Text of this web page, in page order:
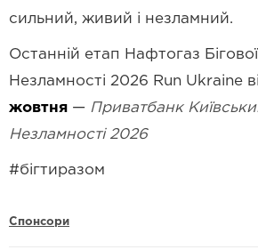
сильний, живий і незламний.
Останній етап Нафтогаз Бігової
Незламності 2026 Run Ukraine
жовтня — Приватбанк
Незламності 2026
#бігтиразом
Спонсори